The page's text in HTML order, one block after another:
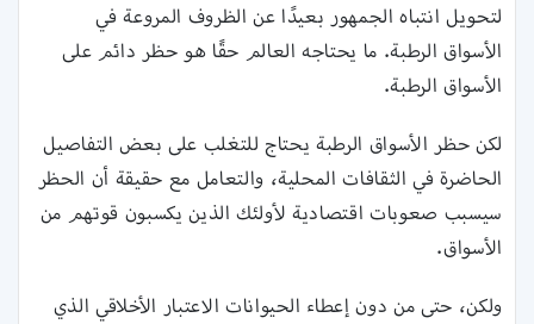
لتحويل انتباه الجمهور بعيدًا عن الظروف المروعة في
الأسواق الرطبة. ما يحتاجه العالم حقًا هو حظر دائم على
الأسواق الرطبة.
لكن حظر الأسواق الرطبة يحتاج للتغلب على بعض التفاصيل
الحاضرة في الثقافات المحلية، والتعامل مع حقيقة أن الحظر
سيسبب صعوبات اقتصادية لأولئك الذين يكسبون قوتهم من
الأسواق.
ولكن، حتى من دون إعطاء الحيوانات الاعتبار الأخلاقي الذي